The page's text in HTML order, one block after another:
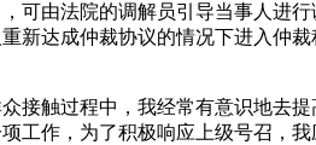
可由法院的调解员引导当事人进
新达成仲裁协议的情况下进入仲
触过程中，我经常有意识地去提
工作，为了积极响应上级号召，